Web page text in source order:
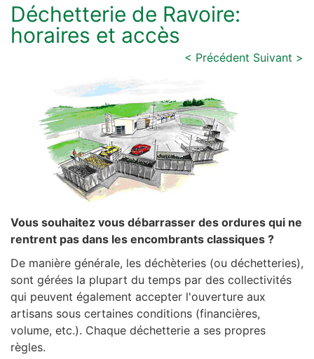
Déchetterie de Ravoire:
horaires et accès
< Précédent Suivant >
Vous souhaitez vous débarrasser des ordures qui ne
rentrent pas dans les encombrants classiques ?
De manière générale, les déchèteries (ou déchetteries),
sont gérées la plupart du temps par des collectivités
qui peuvent également accepter l'ouverture aux
artisans sous certaines conditions (financières,
volume, etc.). Chaque déchetterie a ses propres
règles.